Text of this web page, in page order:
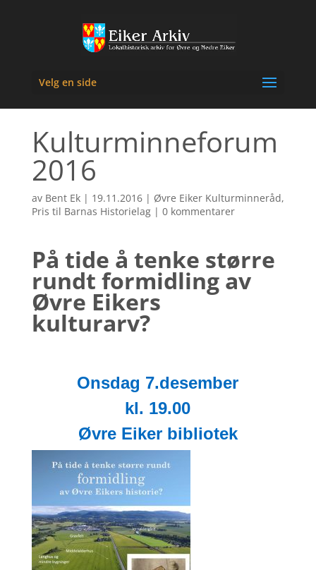
Velg en side
Kulturminneforum
2016
av Bent Ek| 19.11.2016| Øvre Eiker Kulturminneråd,
Pris til Barnas Historielag| 0 kommentarer
På tide å tenke større
rundt formidling av
Øvre Eikers
kulturarv?
Onsdag 7.desember
kl. 19.00
Øvre Eiker bibliotek